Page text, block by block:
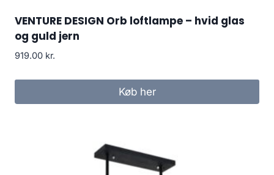
VENTURE DESIGN Orb loftlampe – hvid glas
og guld jern
919.00 kr.
Køb her